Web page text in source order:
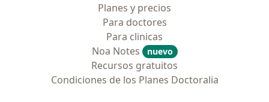
Planes y precios
Para doctores
Para clinicas
Noa Notes
nuevo
Recursos gratuitos
Condiciones de los Planes Doctoralia